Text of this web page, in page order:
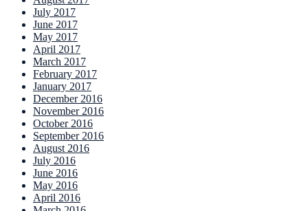
July 2017
June 2017
May 2017
April 2017
March 2017
February 2017
January 2017
December 2016
November 2016
October 2016
September 2016
August 2016
July 2016
June 2016
May 2016
April 2016